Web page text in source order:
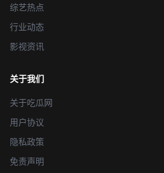
综艺热点
行业动态
影视资讯
关于我们
关于吃瓜网
用户协议
隐私政策
免责声明